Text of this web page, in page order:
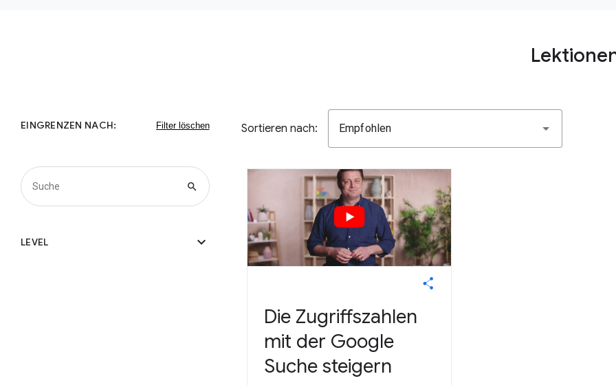
EINGRENZEN NACH:
search
LEVEL expand_more
Sortieren nach: Empfohlen
Die Zugriffszahlen
mit der Google
Suche steigern